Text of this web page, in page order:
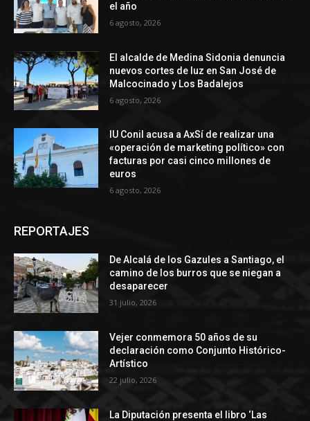
el año
6 agosto, 2026
El alcalde de Medina Sidonia denuncia
nuevos cortes de luz en San José de
Malcocinado y Los Badalejos
6 agosto, 2026
IU Conil acusa a AxSí de realizar una
«operación de marketing político» con
facturas por casi cinco millones de
euros
6 agosto, 2026
REPORTAJES
De Alcalá de los Gazules a Santiago, el
camino de los burros que se niegan a
desaparecer
31 julio, 2026
Vejer conmemora 50 años de su
declaración como Conjunto Histórico-
Artístico
22 julio, 2026
La Diputación presenta el libro ‘Las